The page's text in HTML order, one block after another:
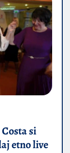
si
etno live